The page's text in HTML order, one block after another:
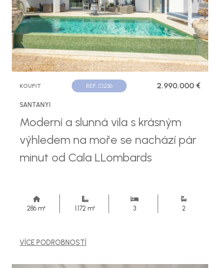
KOUPIT REF. C1236 2.990.000 €
SANTANYI
Moderní a slunná vila s krásným
výhledem na moře se nachází pár
minut od Cala LLombards
286 m² 1.172 m² 3 2
VÍCE PODROBNOSTÍ